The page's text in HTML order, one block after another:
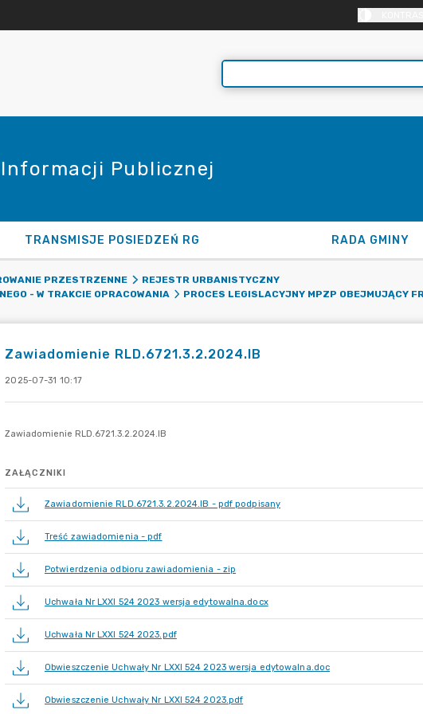
Publicznej
TRANSMISJE POSIEDZEŃ RG RADA GMINY
PRZESTRZENNE
REJESTR URBANISTYCZNY
- W TRAKCIE OPRACOWANIA
PROCES LEGISLACYJNY MPZP OBEJMUJĄCY
Zawiadomienie RLD.6721.3.2.2024.IB
2025-07-31 10:17
ZAŁĄCZNIKI
Zawiadomienie RLD.6721.3.2.2024.IB - pdf podpisany
Treść zawiadomienia - pdf
Potwierdzenia odbioru zawiadomienia - zip
Uchwała Nr LXXI 524 2023 wersja edytowalna.docx
Uchwała Nr LXXI 524 2023.pdf
Obwieszczenie Uchwały Nr LXXI 524 2023 wersja edytowalna.doc
Obwieszczenie Uchwały Nr LXXI 524 2023.pdf